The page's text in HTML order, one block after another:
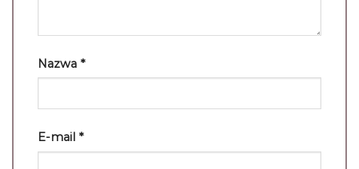
Nazwa *
E-mail *